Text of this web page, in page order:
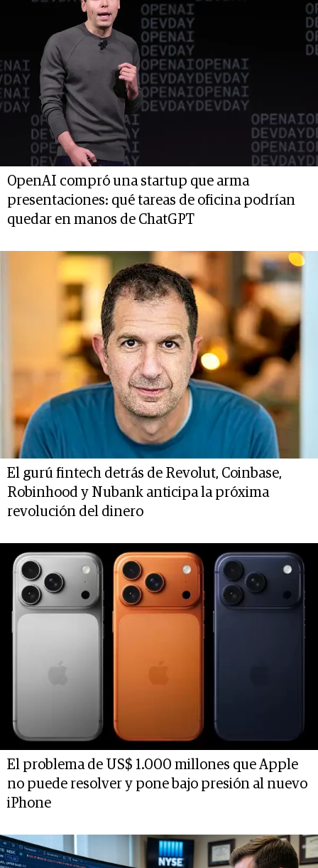
OpenAI compró una startup que arma
presentaciones: qué tareas de oficina podrían
quedar en manos de ChatGPT
El gurú fintech detrás de Revolut, Coinbase,
Robinhood y Nubank anticipa la próxima
revolución del dinero
El problema de US$ 1.000 millones que Apple
no puede resolver y pone bajo presión al nuevo
iPhone